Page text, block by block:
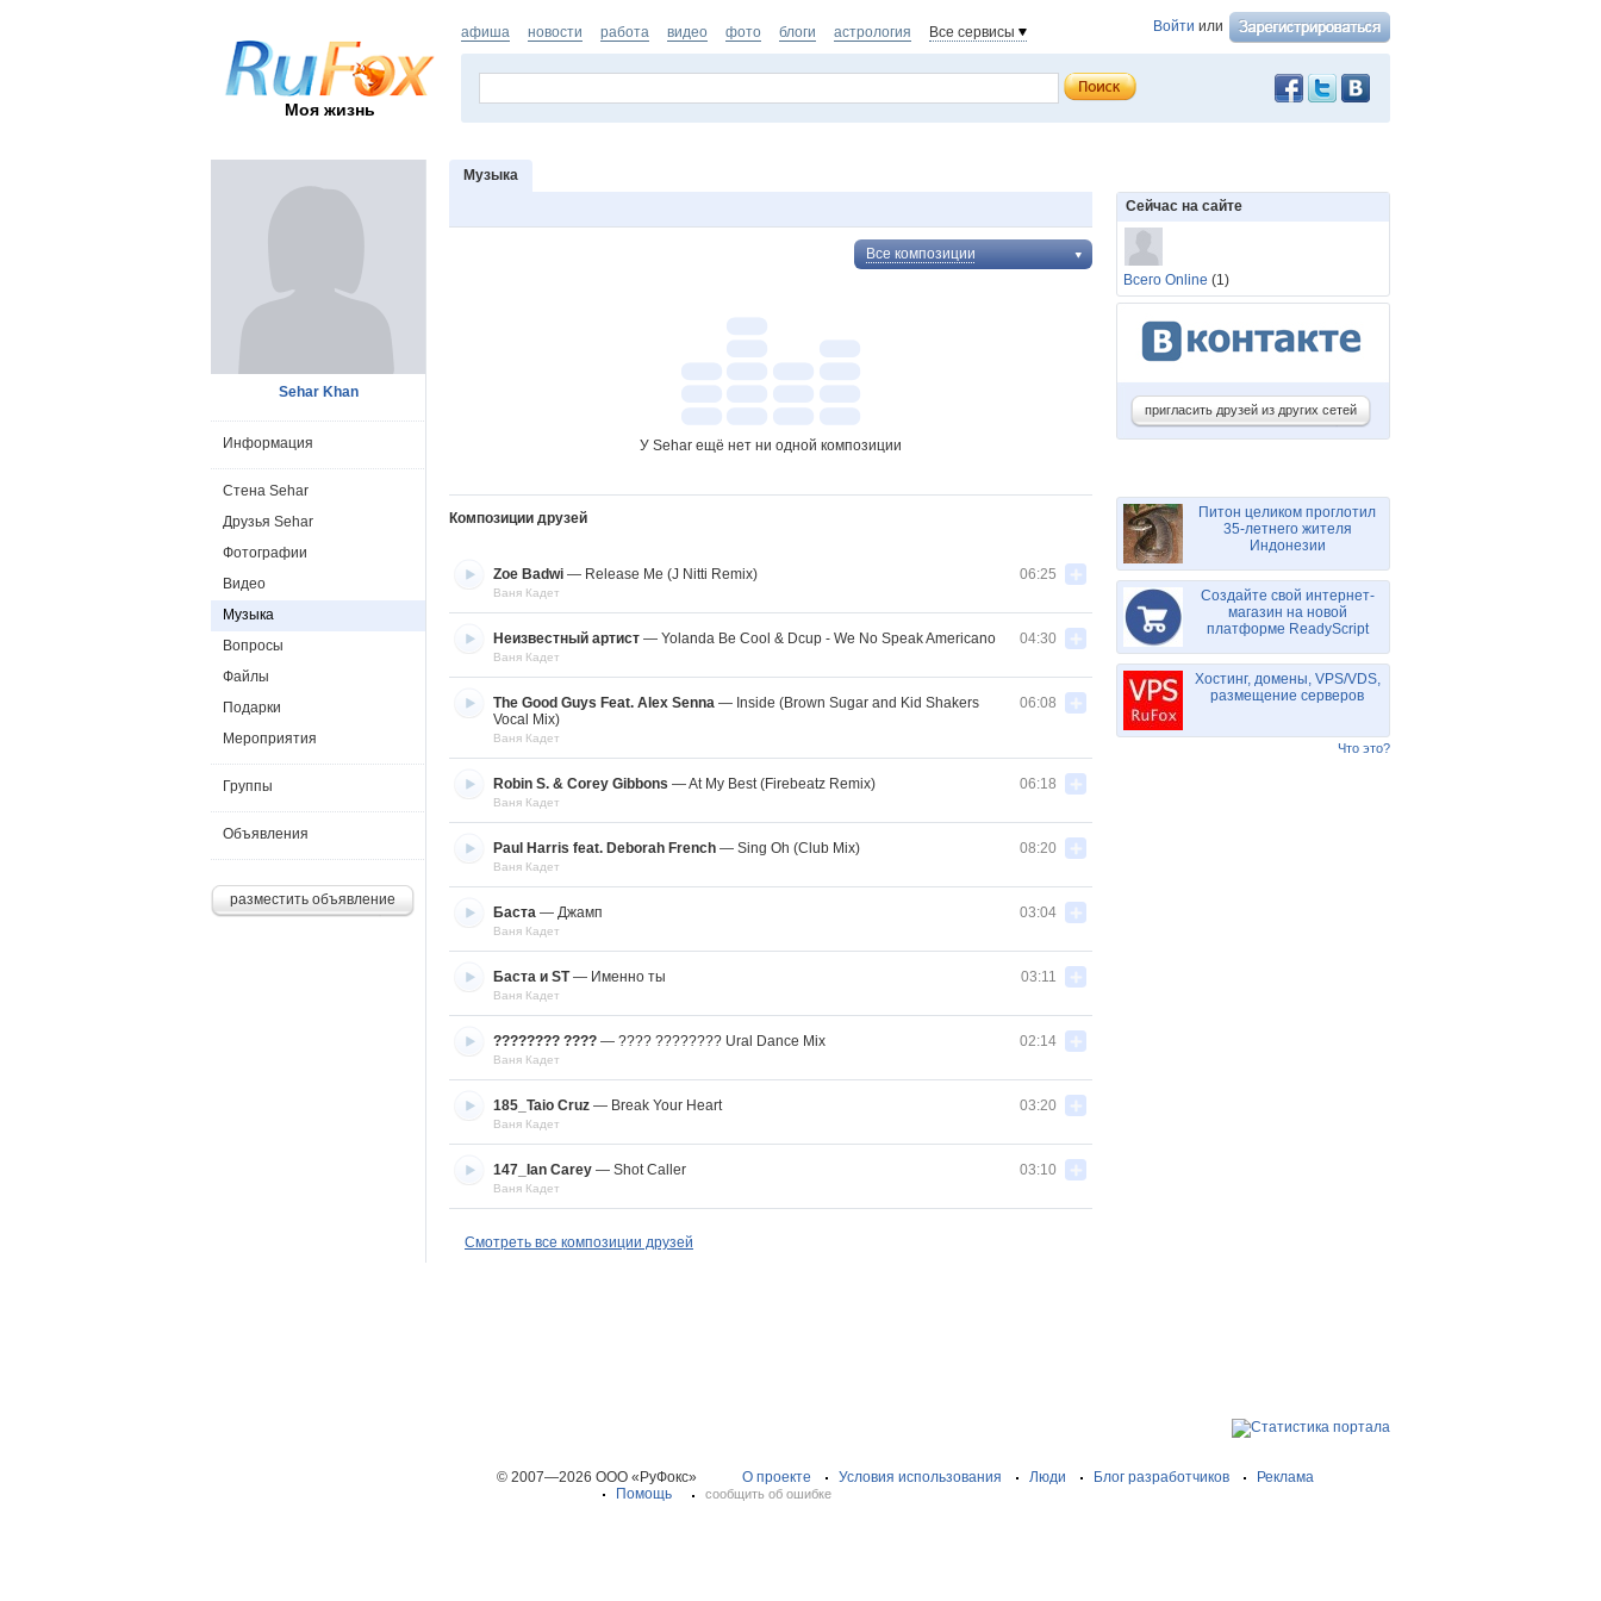
Моя жизнь
Войти или
афиша новости работа видео фото блоги астрология Все сервисы
Музыка
Все композиции
У Sehar ещё нет ни одной композиции
Композиции друзей
06:25
Zoe Badwi — Release Me (J Nitti Remix)
Ваня Кадет
04:30
Неизвестный артист — Yolanda Be Cool & Dcup - We No Speak Americano
Ваня Кадет
06:08
The Good Guys Feat. Alex Senna — Inside (Brown Sugar and Kid Shakers
Vocal Mix)
Ваня Кадет
06:18
Robin S. & Corey Gibbons —At My Best (Firebeatz Remix)
Ваня Кадет
08:20
Paul Harris feat. Deborah French — Sing Oh (Club Mix)
Ваня Кадет
03:04
Баста — Джамп
Ваня Кадет
03:11
Баста и ST— Именно ты
Ваня Кадет
02:14
???????? ???? — ???? ???????? Ural Dance Mix
Ваня Кадет
03:20
185_Taio Cruz — Break Your Heart
Ваня Кадет
03:10
147_Ian Carey — Shot Caller
Ваня Кадет
Смотреть все композиции друзей
Sehar Khan
Информация
Стена Sehar
Друзья Sehar
Фотографии
Видео
Музыка
Вопросы
Файлы
Подарки
Мероприятия
Группы
Объявления
разместить объявление
Сейчас на сайте
Всего Online (1)
пригласить друзей из других сетей
Питон целиком проглотил
35-летнего жителя
Индонезии
Создайте свой интернет-
магазин на новой
платформе ReadyScript
Хостинг, домены, VPS/VDS,
размещение серверов
Что это?
© 2007—2026 ООО «РуФокс» О проекте Условия использования Люди Блог разработчиков
Реклама
Помощь
сообщить об ошибке